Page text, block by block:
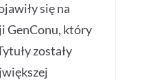
się na
GenConu, który
zostały